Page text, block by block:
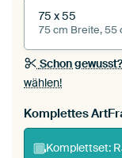
75 x 55
75 cm Breite, 55
Schon gewusst?
wählen!
Komplettes
Komplettset: